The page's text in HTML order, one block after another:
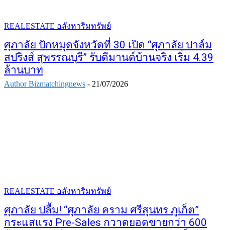
REALESTATE อสังหาริมทรัพย์
ศุภาลัย ปักหมุดจังหวัดที่ 30 เปิด “ศุภาลัย ปาล์ม
สปริงส์ สุพรรณบุรี” รับดีมานด์บ้านจริง เริ่ม 4.39
ล้านบาท
Author Bizmatchingnews - 21/07/2026
REALESTATE อสังหาริมทรัพย์
ศุภาลัย ปลื้ม! “ศุภาลัย คราม ศรีสุนทร ภูเก็ต”
กระแสแรง Pre-Sales กวาดยอดขายกว่า 600